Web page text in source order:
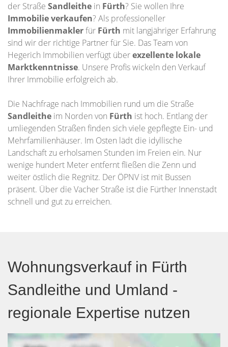
der Straße Sandleithe in Fürth? Sie wollen Ihre
Immobilieverkaufen? Als professioneller
Immobilienmaklerfür Fürth mit langjähriger Erfahrung
sind wir der richtige Partner für Sie. Das Team von
Hegerich Immobilien verfügt überexzellente lokale
Marktkenntnisse. Unsere Profis wickeln den Verkauf
Ihrer Immobilie erfolgreich ab.
Die Nachfrage nach Immobilien rund um die Straße
Sandleithe im Norden von Fürth ist hoch. Entlang der
umliegenden Straßen finden sich viele gepflegte Ein- und
Mehrfamilienhäuser. Im Osten lädt die idyllische
Landschaft zu erholsamen Stunden im Freien ein. Nur
wenige hundert Meter entfernt fließen die Zenn und
weiter östlich die Regnitz. Der ÖPNV ist mit Bussen
präsent. Über die Vacher Straße ist die Fürther Innenstadt
schnell und gut zu erreichen.
Wohnungsverkauf in Fürth
Sandleithe und Umland -
regionale Expertise nutzen